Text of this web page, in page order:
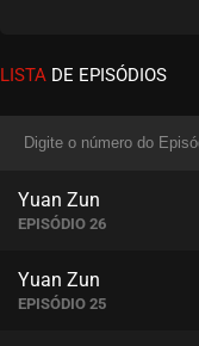
LISTA DE EPISÓDIOS
Yuan Zun
EPISÓDIO 26
Yuan Zun
EPISÓDIO 25